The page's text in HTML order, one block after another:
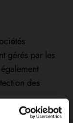
gérés par les
des